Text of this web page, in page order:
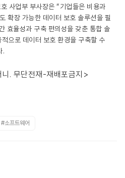
사업부 부사장은 “기업들은 비용과
확장 가능한 데이터 보호 솔루션을 필
효율성과 구축 편의성을 갖춘 통합 솔
으로 데이터 보호 환경을 구축할 수
.
. 무단전재-재배포금지>
#소프트웨어